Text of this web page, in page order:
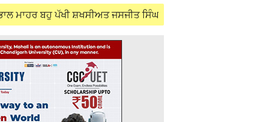
ਪੱਖੀ ਸ਼ਖਸੀਅਤ ਜਸਜੀਤ ਸਿੰਘ ਸਮੁੰਦਰੀ (IFS) ਨੂੰ ਯਾਦ ਕਰਦਿਆਂ